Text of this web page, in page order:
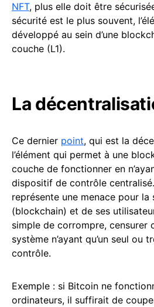
NFT, plus elle doit être
sécurité est le plus souvent,
développé au sein d’une
couche (L1).
La
Ce dernier point, qui est la
l’élément qui permet à une
couche de fonctionner en
dispositif de contrôle
représente une menace pour la
(blockchain) et de ses
simple de corrompre, censurer
système n’ayant qu’un seul ou
contrôle.
Exemple : si Bitcoin ne
ordinateurs, il suffirait de